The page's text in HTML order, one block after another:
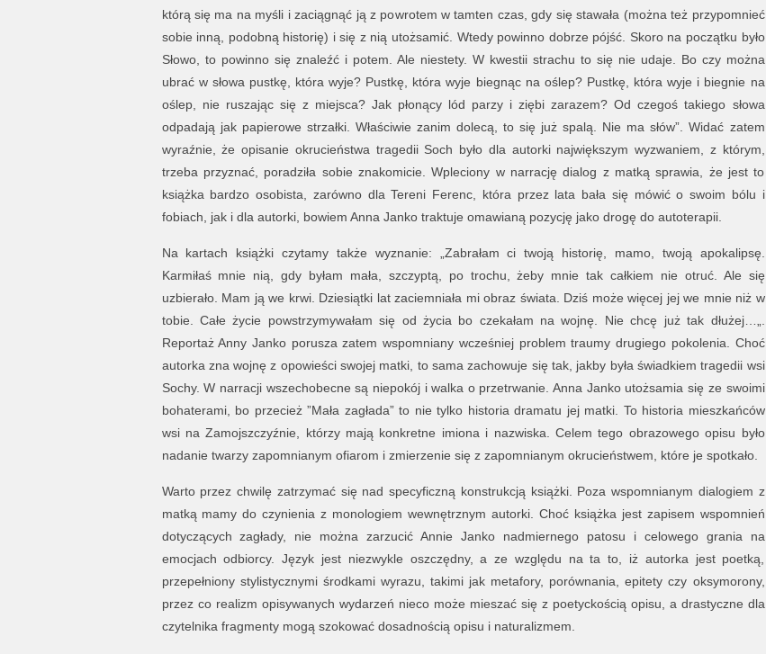
którą się ma na myśli i zaciągnąć ją z powrotem w tamten czas, gdy się stawała (można też przypomnieć
sobie inną, podobną historię) i się z nią utożsamić. Wtedy powinno dobrze pójść. Skoro na początku było
Słowo, to powinno się znaleźć i potem. Ale niestety. W kwestii strachu to się nie udaje. Bo czy można
ubrać w słowa pustkę, która wyje? Pustkę, która wyje biegnąc na oślep? Pustkę, która wyje i biegnie na
oślep, nie ruszając się z miejsca? Jak płonący lód parzy i ziębi zarazem? Od czegoś takiego słowa
odpadają jak papierowe strzałki. Właściwie zanim dolecą, to się już spalą. Nie ma słów”. Widać zatem
wyraźnie, że opisanie okrucieństwa tragedii Soch było dla autorki największym wyzwaniem, z którym,
trzeba przyznać, poradziła sobie znakomicie. Wpleciony w narrację dialog z matką sprawia, że jest to
książka bardzo osobista, zarówno dla Tereni Ferenc, która przez lata bała się mówić o swoim bólu i
fobiach, jak i dla autorki, bowiem Anna Janko traktuje omawianą pozycję jako drogę do autoterapii.
Na kartach książki czytamy także wyznanie: „Zabrałam ci twoją historię, mamo, twoją apokalipsę.
Karmiłaś mnie nią, gdy byłam mała, szczyptą, po trochu, żeby mnie tak całkiem nie otruć. Ale się
uzbierało. Mam ją we krwi. Dziesiątki lat zaciemniała mi obraz świata. Dziś może więcej jej we mnie niż w
tobie. Całe życie powstrzymywałam się od życia bo czekałam na wojnę. Nie chcę już tak dłużej…„.
Reportaż Anny Janko porusza zatem wspomniany wcześniej problem traumy drugiego pokolenia. Choć
autorka zna wojnę z opowieści swojej matki, to sama zachowuje się tak, jakby była świadkiem tragedii wsi
Sochy. W narracji wszechobecne są niepokój i walka o przetrwanie. Anna Janko utożsamia się ze swoimi
bohaterami, bo przecież ”Mała zagłada” to nie tylko historia dramatu jej matki. To historia mieszkańców
wsi na Zamojszczyźnie, którzy mają konkretne imiona i nazwiska. Celem tego obrazowego opisu było
nadanie twarzy zapomnianym ofiarom i zmierzenie się z zapomnianym okrucieństwem, które je spotkało.
Warto przez chwilę zatrzymać się nad specyficzną konstrukcją książki. Poza wspomnianym dialogiem z
matką mamy do czynienia z monologiem wewnętrznym autorki. Choć książka jest zapisem wspomnień
dotyczących zagłady, nie można zarzucić Annie Janko nadmiernego patosu i celowego grania na
emocjach odbiorcy. Język jest niezwykle oszczędny, a ze względu na ta to, iż autorka jest poetką,
przepełniony stylistycznymi środkami wyrazu, takimi jak metafory, porównania, epitety czy oksymorony,
przez co realizm opisywanych wydarzeń nieco może mieszać się z poetyckością opisu, a drastyczne dla
czytelnika fragmenty mogą szokować dosadnością opisu i naturalizmem.